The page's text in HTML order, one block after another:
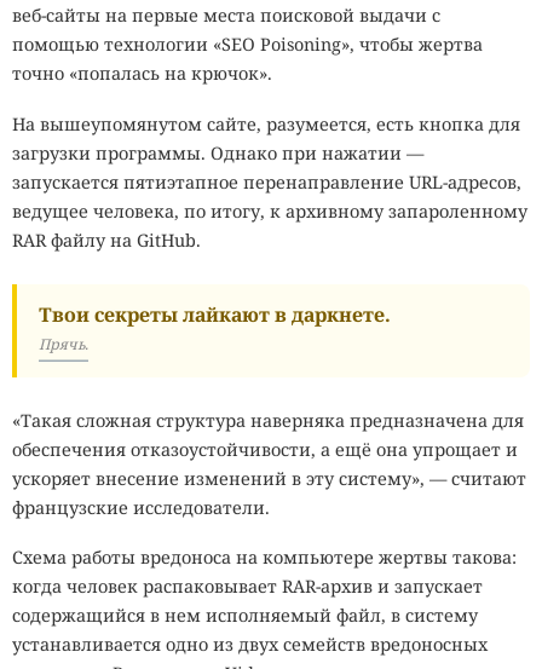
веб-сайты на первые места поисковой выдачи с
помощью технологии «SEO Poisoning», чтобы жертва
точно «попалась на крючок».
На вышеупомянутом сайте, разумеется, есть кнопка для
загрузки программы. Однако при нажатии —
запускается пятиэтапное перенаправление URL-адресов,
ведущее человека, по итогу, к архивному запароленному
RAR файлу на GitHub.
Твои секреты лайкают в даркнете.
Прячь.
«Такая сложная структура наверняка предназначена для
обеспечения отказоустойчивости, а ещё она упрощает и
ускоряет внесение изменений в эту систему», — считают
французские исследователи.
Схема работы вредоноса на компьютере жертвы такова:
когда человек распаковывает RAR-архив и запускает
содержащийся в нем исполняемый файл, в систему
устанавливается одно из двух семейств вредоносных